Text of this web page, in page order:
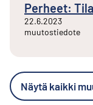
Perheet:
22.6.2023
muutostiedote
Näytä kaikki